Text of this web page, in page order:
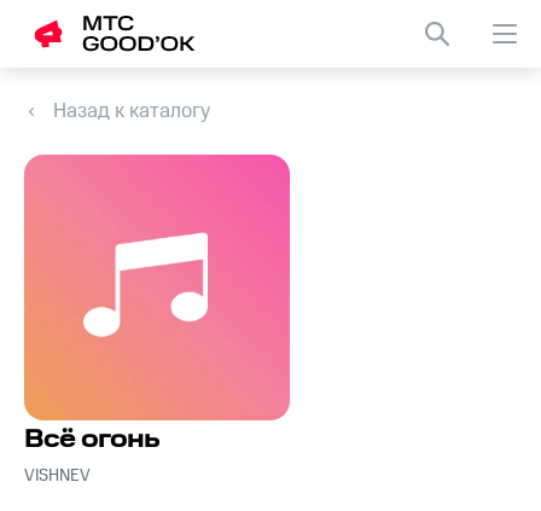
Назад к каталогу
Всё огонь
VISHNEV